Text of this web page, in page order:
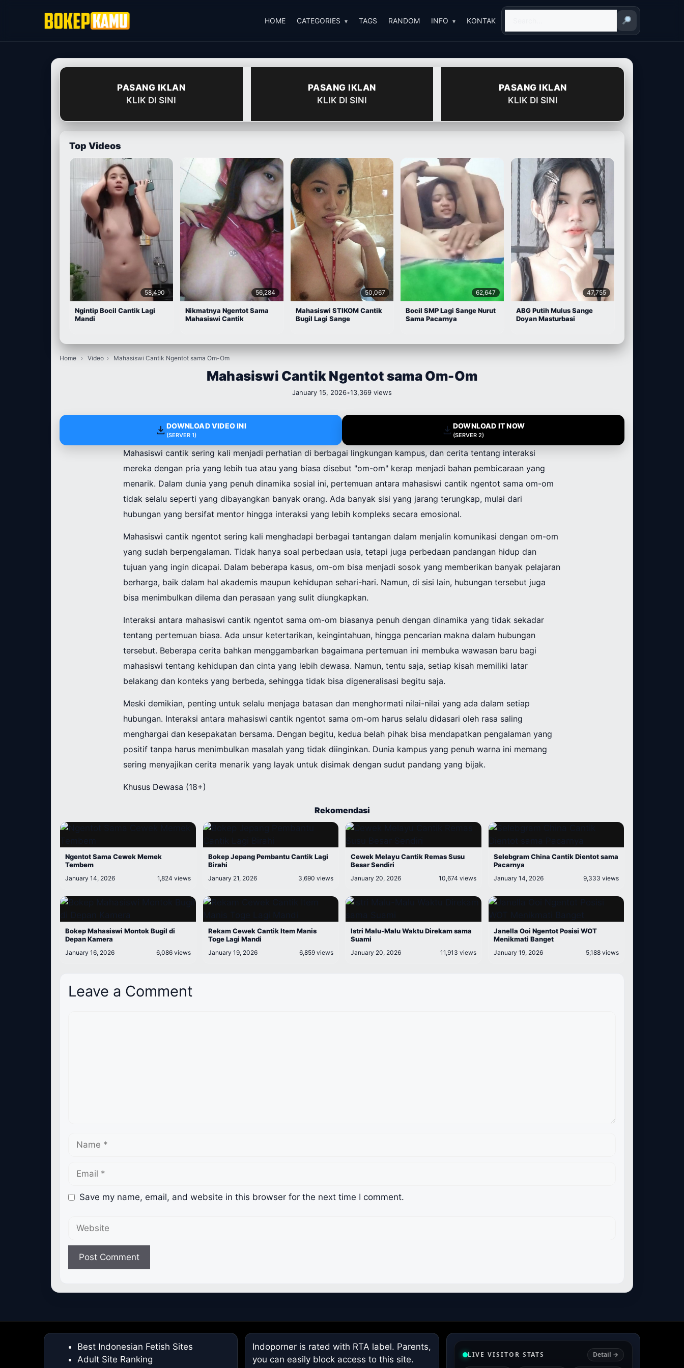
HOME CATEGORIES TAGS RANDOM INFO KONTAK
PASANG IKLAN
KLIK DI SINI
PASANG IKLAN
KLIK DI SINI
PASANG IKLAN
KLIK DI SINI
Top Videos
58,490
Ngintip Bocil Cantik Lagi
Mandi
56,284
Nikmatnya Ngentot Sama
Mahasiswi Cantik
50,067
Mahasiswi STIKOM Cantik
Bugil Lagi Sange
62,647
Bocil SMP Lagi Sange Nurut
Sama Pacarnya
47,755
ABG Putih Mulus Sange
Doyan Masturbasi
Home › Video › Mahasiswi Cantik Ngentot sama Om-Om
Mahasiswi Cantik Ngentot sama Om-Om
January 15, 2026•13,369 views
DOWNLOAD VIDEO INI
(SERVER 1)
DOWNLOAD IT NOW
(SERVER 2)
Mahasiswi cantik sering kali menjadi perhatian di berbagai lingkungan kampus, dan cerita tentang interaksi
mereka dengan pria yang lebih tua atau yang biasa disebut "om-om" kerap menjadi bahan pembicaraan yang
menarik. Dalam dunia yang penuh dinamika sosial ini, pertemuan antara mahasiswi cantik ngentot sama om-om
tidak selalu seperti yang dibayangkan banyak orang. Ada banyak sisi yang jarang terungkap, mulai dari
hubungan yang bersifat mentor hingga interaksi yang lebih kompleks secara emosional.
Mahasiswi cantik ngentot sering kali menghadapi berbagai tantangan dalam menjalin komunikasi dengan om-om
yang sudah berpengalaman. Tidak hanya soal perbedaan usia, tetapi juga perbedaan pandangan hidup dan
tujuan yang ingin dicapai. Dalam beberapa kasus, om-om bisa menjadi sosok yang memberikan banyak pelajaran
berharga, baik dalam hal akademis maupun kehidupan sehari-hari. Namun, di sisi lain, hubungan tersebut juga
bisa menimbulkan dilema dan perasaan yang sulit diungkapkan.
Interaksi antara mahasiswi cantik ngentot sama om-om biasanya penuh dengan dinamika yang tidak sekadar
tentang pertemuan biasa. Ada unsur ketertarikan, keingintahuan, hingga pencarian makna dalam hubungan
tersebut. Beberapa cerita bahkan menggambarkan bagaimana pertemuan ini membuka wawasan baru bagi
mahasiswi tentang kehidupan dan cinta yang lebih dewasa. Namun, tentu saja, setiap kisah memiliki latar
belakang dan konteks yang berbeda, sehingga tidak bisa digeneralisasi begitu saja.
Meski demikian, penting untuk selalu menjaga batasan dan menghormati nilai-nilai yang ada dalam setiap
hubungan. Interaksi antara mahasiswi cantik ngentot sama om-om harus selalu didasari oleh rasa saling
menghargai dan kesepakatan bersama. Dengan begitu, kedua belah pihak bisa mendapatkan pengalaman yang
positif tanpa harus menimbulkan masalah yang tidak diinginkan. Dunia kampus yang penuh warna ini memang
sering menyajikan cerita menarik yang layak untuk disimak dengan sudut pandang yang bijak.
Khusus Dewasa (18+)
Rekomendasi
Ngentot Sama Cewek Memek
Tembem
January 14, 2026 1,824 views
Bokep Jepang Pembantu Cantik Lagi
Birahi
January 21, 2026 3,690 views
Cewek Melayu Cantik Remas Susu
Besar Sendiri
January 20, 2026 10,674 views
Selebgram China Cantik Dientot sama
Pacarnya
January 14, 2026 9,333 views
Bokep Mahasiswi Montok Bugil di
Depan Kamera
January 16, 2026 6,086 views
Rekam Cewek Cantik Item Manis
Toge Lagi Mandi
January 19, 2026 6,859 views
Istri Malu-Malu Waktu Direkam sama
Suami
January 20, 2026 11,913 views
Janella Ooi Ngentot Posisi WOT
Menikmati Banget
January 19, 2026 5,188 views
Leave a Comment
Save my name, email, and website in this browser for the next time I comment.
Website
Best Indonesian Fetish Sites
Adult Site Ranking
Indoporner is rated with RTA label. Parents,
you can easily block access to this site.
LIVE VISITOR STATS Detail →